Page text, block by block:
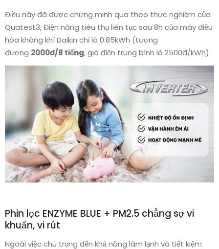
Điều này đã được chứng minh qua theo thực nghiệm của
Quatest3, Điện năng tiêu thụ liên tục sau 8h của máy điều
hòa không khí Daikin chỉ là 0.85kWh (tương
đương 2000đ/8 tiếng, giá điện trung bình là 2500đ/kWh).
Phin lọc ENZYME BLUE + PM2.5 chẳng sợ vi
khuẩn, vi rút
Ngoài việc chú trọng đến khả năng làm lạnh và tiết kiệm